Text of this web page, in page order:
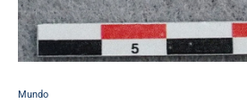
Mundo